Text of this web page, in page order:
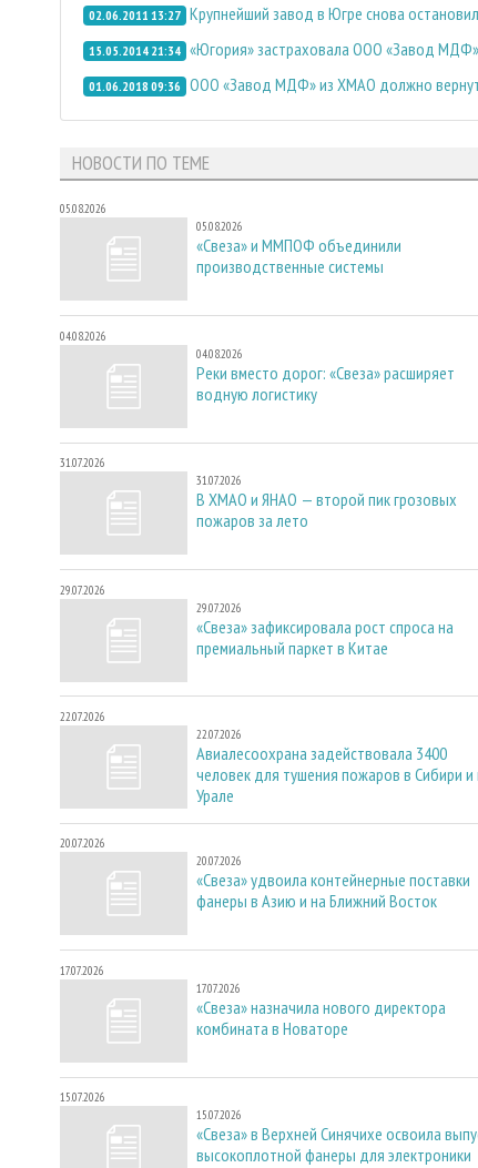
02.06.2011 13:27 Крупнейший завод в Югре снова
15.05.2014 21:34 «Югория» застраховала ООО «Завод
01.06.2018 09:36 ООО «Завод МДФ» из ХМАО должно
НОВОСТИ ПО ТЕМЕ
05.08.2026
05.08.2026
«Свеза» и ММПОФ объединили
производственные системы
04.08.2026
04.08.2026
Реки вместо дорог: «Свеза» расширяет
водную логистику
31.07.2026
31.07.2026
В ХМАО и ЯНАО — второй пик грозовых
пожаров за лето
29.07.2026
29.07.2026
«Свеза» зафиксировала рост спроса на
премиальный паркет в Китае
22.07.2026
22.07.2026
Авиалесоохрана задействовала 3400
человек для тушения пожаров в Сибири и
Урале
20.07.2026
20.07.2026
«Свеза» удвоила контейнерные поставки
фанеры в Азию и на Ближний Восток
17.07.2026
17.07.2026
«Свеза» назначила нового директора
комбината в Новаторе
15.07.2026
15.07.2026
«Свеза» в Верхней Синячихе освоила
высокоплотной фанеры для электроники